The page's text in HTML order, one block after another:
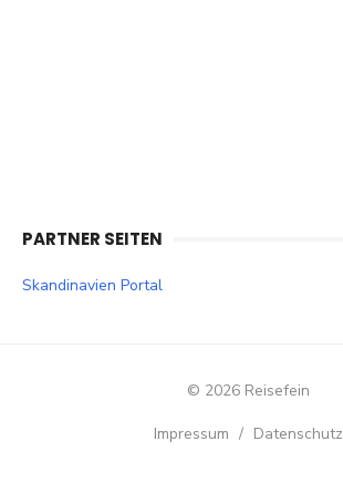
PARTNER SEITEN
Skandinavien Portal
© 2026 Reisefein
Impressum / Datenschutz